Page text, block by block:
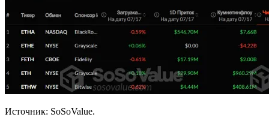
Источник: SoSoValue.